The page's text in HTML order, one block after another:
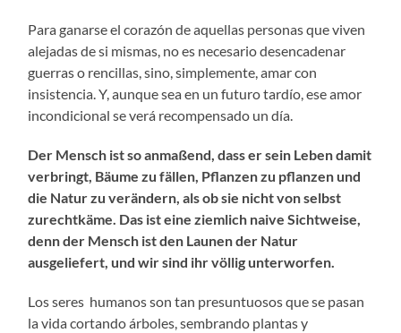
Para ganarse el corazón de aquellas personas que viven
alejadas de si mismas, no es necesario desencadenar
guerras o rencillas, sino, simplemente, amar con
insistencia. Y, aunque sea en un futuro tardío, ese amor
incondicional se verá recompensado un día.
Der Mensch ist so anmaßend, dass er sein Leben damit
verbringt, Bäume zu fällen, Pflanzen zu pflanzen und
die Natur zu verändern, als ob sie nicht von selbst
zurechtkäme. Das ist eine ziemlich naive Sichtweise,
denn der Mensch ist den Launen der Natur
ausgeliefert, und wir sind ihr völlig unterworfen.
Los seres humanos son tan presuntuosos que se pasan
la vida cortando árboles, sembrando plantas y